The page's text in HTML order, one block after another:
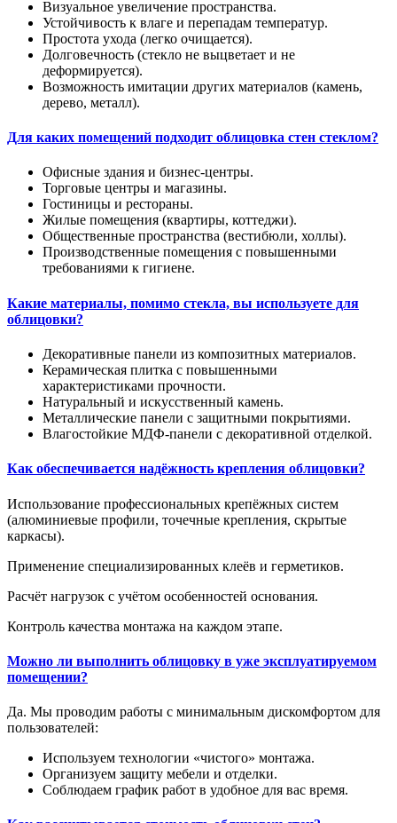
Визуальное увеличение пространства.
Устойчивость к влаге и перепадам температур.
Простота ухода (легко очищается).
Долговечность (стекло не выцветает и не
деформируется).
Возможность имитации других материалов (камень,
дерево, металл).
Для каких помещений подходит облицовка стен стеклом?
Офисные здания и бизнес-центры.
Торговые центры и магазины.
Гостиницы и рестораны.
Жилые помещения (квартиры, коттеджи).
Общественные пространства (вестибюли, холлы).
Производственные помещения с повышенными
требованиями к гигиене.
Какие материалы, помимо стекла, вы используете для
облицовки?
Декоративные панели из композитных материалов.
Керамическая плитка с повышенными
характеристиками прочности.
Натуральный и искусственный камень.
Металлические панели с защитными покрытиями.
Влагостойкие МДФ-панели с декоративной отделкой.
Как обеспечивается надёжность крепления облицовки?
Использование профессиональных крепёжных систем
(алюминиевые профили, точечные крепления, скрытые
каркасы).
Применение специализированных клеёв и герметиков.
Расчёт нагрузок с учётом особенностей основания.
Контроль качества монтажа на каждом этапе.
Можно ли выполнить облицовку в уже эксплуатируемом
помещении?
Да. Мы проводим работы с минимальным дискомфортом для
пользователей:
Используем технологии «чистого» монтажа.
Организуем защиту мебели и отделки.
Соблюдаем график работ в удобное для вас время.